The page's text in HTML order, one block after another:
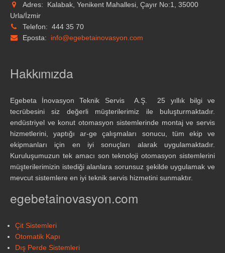
Adres:
Kalabak, Yenikent Mahallesi, Çayır No:1, 35000
Urla/İzmir
Telefon: 444 35 70
Eposta:
info@egebetainovasyon.com
Hakkımızda
Egebeta İnovasyon Teknik Servis A.Ş. 25 yıllık bilgi ve
tecrübesini siz değerli müşterilerimiz ile buluşturmaktadır.
endüstriyel ve konut otomasyon sistemlerinde montaj ve servis
hizmetlerini, yaptığı ar-ge çalışmaları sonucu, tüm ekip ve
ekipmanları için en iyi sonuçları alarak uygulamaktadır.
Kuruluşumuzun tek amacı son teknoloji otomasyon sistemlerini
müşterilerimizin istediği alanlara sorunsuz şekilde uygulamak ve
mevcut sistemlere en iyi teknik servis hizmetini sunmaktır.
egebetainovasyon.com
Çit Sistemleri
Otomatik Kapı
Dış Perde Sistemleri